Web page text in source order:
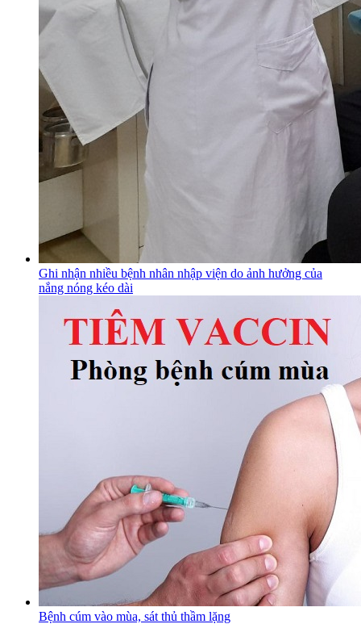
Ghi nhận nhiều bệnh nhân nhập viện do ảnh hưởng của
nắng nóng kéo dài
Bệnh cúm vào mùa, sát thủ thầm lặng